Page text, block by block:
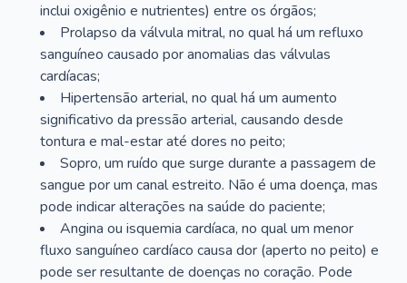
inclui oxigênio e nutrientes) entre os órgãos;
Prolapso da válvula mitral, no qual há um refluxo
sanguíneo causado por anomalias das válvulas
cardíacas;
Hipertensão arterial, no qual há um aumento
significativo da pressão arterial, causando desde
tontura e mal-estar até dores no peito;
Sopro, um ruído que surge durante a passagem de
sangue por um canal estreito. Não é uma doença, mas
pode indicar alterações na saúde do paciente;
Angina ou isquemia cardíaca, no qual um menor
fluxo sanguíneo cardíaco causa dor (aperto no peito) e
pode ser resultante de doenças no coração. Pode